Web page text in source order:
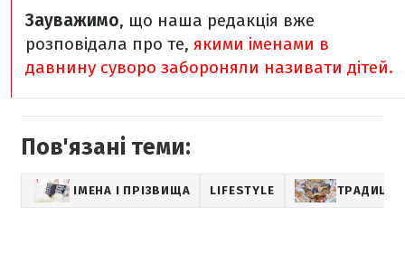
Зауважимо, що наша редакція вже
розповідала про те, якими іменами в
давнину суворо забороняли називати дітей.
Пов'язані теми:
ІМЕНА І ПРІЗВИЩА LIFESTYLE ТРАДИЦІЇ